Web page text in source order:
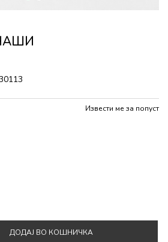
Извести ме за попуст
ДОДАЈ ВО КОШНИЧКА